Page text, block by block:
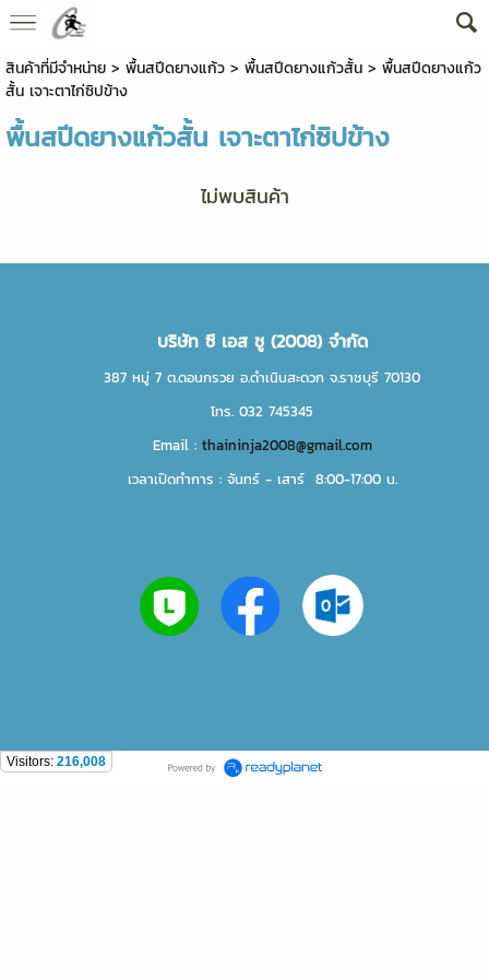
สินค้าที่มีจำหน่าย> พื้นสปีดยางแก้ว> พื้นสปีดยางแก้วสั้น> พื้นสปีดยางแก้ว
สั้น เจาะตาไก่ซิปข้าง
พื้นสปีดยางแก้วสั้น เจาะตาไก่ซิปข้าง
ไม่พบสินค้า
บริษัท ซี เอส ชู (2008) จำกัด
387 หมู่ 7 ต.ดอนกรวย อ.ดำเนินสะดวก จ.ราชบุรี 70130
โทร. 032 745345
Email : thaininja2008@gmail.com
เวลาเปิดทำการ : จันทร์ - เสาร์ 8:00-17:00 น.
Visitors: 216,008